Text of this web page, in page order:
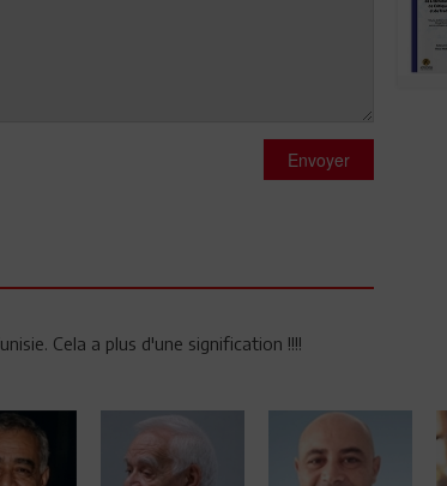
Envoyer
Cela a plus d'une signification !!!!